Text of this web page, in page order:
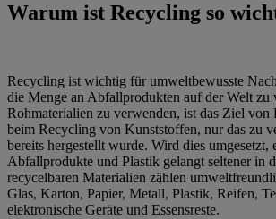
Warum ist Recycling so
Recycling ist wichtig für umweltbewusste
die Menge an Abfallprodukten auf der Welt zu
Rohmaterialien zu verwenden, ist das Ziel
beim Recycling von Kunststoffen, nur das zu
bereits hergestellt wurde. Wird dies umgesetzt,
Abfallprodukte und Plastik gelangt seltener in
recycelbaren Materialien zählen
Glas, Karton, Papier, Metall, Plastik, Reifen,
elektronische Geräte und Essensreste.